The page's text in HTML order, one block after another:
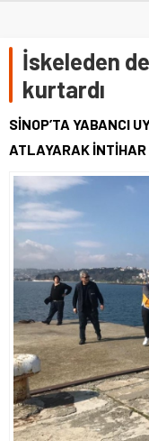
İskeleden
kurtardı
SİNOP’TA YABANCI
ATLAYARAK İNTİHAR